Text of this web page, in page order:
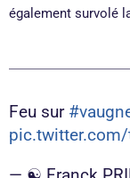
également survolé
Feu sur
pic.twitter.com/